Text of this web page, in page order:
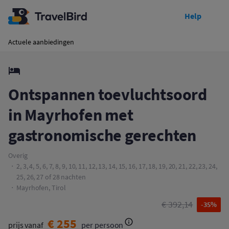
Help
Actuele aanbiedingen
Toon prijzen
Ontspannen toevluchtsoord
in Mayrhofen met
gastronomische gerechten
Overig
2, 3, 4, 5, 6, 7, 8, 9, 10, 11, 12, 13, 14, 15, 16, 17, 18, 19, 20, 21, 22, 23, 24,
25, 26, 27 of 28 nachten
Mayrhofen, Tirol
€ 392,14 -35%
prijs vanaf € 255 per persoon